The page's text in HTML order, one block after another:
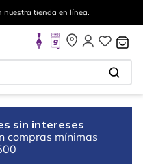
nuestra tienda en línea.
sin intereses
compras mínimas